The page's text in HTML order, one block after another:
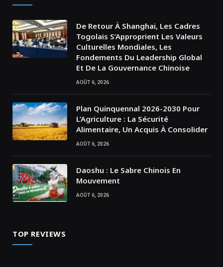
De Retour À Shanghai, Les Cadres
Togolais S’Approprient Les Valeurs
Culturelles Mondiales, Les
Fondements Du Leadership Global
Et De La Gouvernance Chinoise
AOÛT 6, 2026
Plan Quinquennal 2026-2030 Pour
L’Agriculture : La Sécurité
Alimentaire, Un Acquis À Consolider
AOÛT 6, 2026
Daoshu : Le Sabre Chinois En
Mouvement
AOÛT 6, 2026
TOP REVIEWS